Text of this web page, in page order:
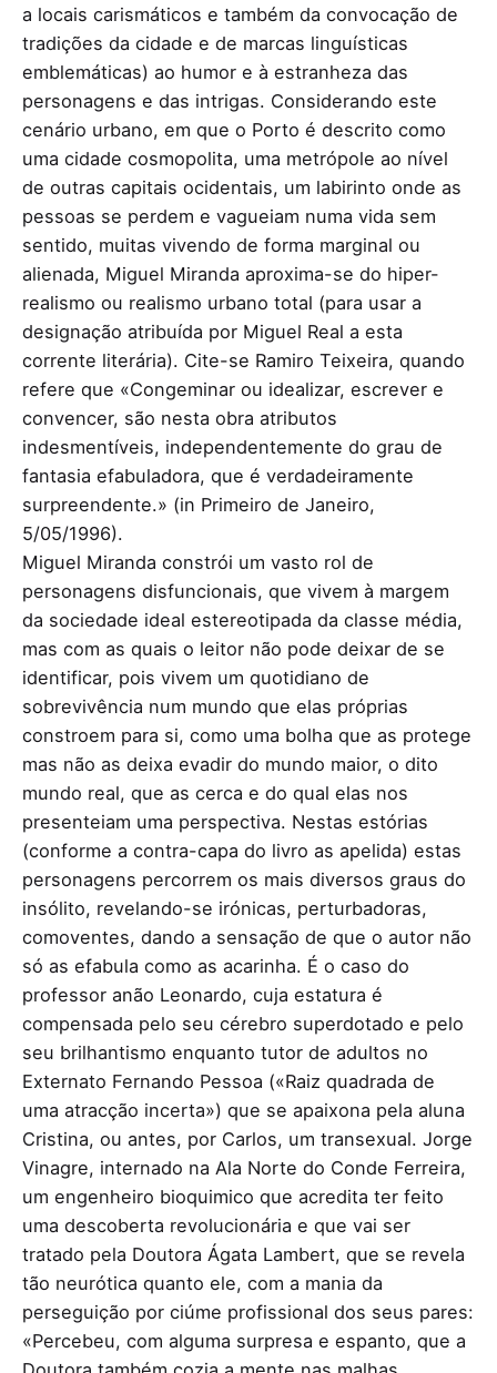
a locais carismáticos e também da convocação de
tradições da cidade e de marcas linguísticas
emblemáticas) ao humor e à estranheza das
personagens e das intrigas. Considerando este
cenário urbano, em que o Porto é descrito como
uma cidade cosmopolita, uma metrópole ao nível
de outras capitais ocidentais, um labirinto onde as
pessoas se perdem e vagueiam numa vida sem
sentido, muitas vivendo de forma marginal ou
alienada, Miguel Miranda aproxima-se do hiper-
realismo ou realismo urbano total (para usar a
designação atribuída por Miguel Real a esta
corrente literária). Cite-se Ramiro Teixeira, quando
refere que «Congeminar ou idealizar, escrever e
convencer, são nesta obra atributos
indesmentíveis, independentemente do grau de
fantasia efabuladora, que é verdadeiramente
surpreendente.» (in Primeiro de Janeiro,
5/05/1996).
Miguel Miranda constrói um vasto rol de
personagens disfuncionais, que vivem à margem
da sociedade ideal estereotipada da classe média,
mas com as quais o leitor não pode deixar de se
identificar, pois vivem um quotidiano de
sobrevivência num mundo que elas próprias
constroem para si, como uma bolha que as protege
mas não as deixa evadir do mundo maior, o dito
mundo real, que as cerca e do qual elas nos
presenteiam uma perspectiva. Nestas estórias
(conforme a contra-capa do livro as apelida) estas
personagens percorrem os mais diversos graus do
insólito, revelando-se irónicas, perturbadoras,
comoventes, dando a sensação de que o autor não
só as efabula como as acarinha. É o caso do
professor anão Leonardo, cuja estatura é
compensada pelo seu cérebro superdotado e pelo
seu brilhantismo enquanto tutor de adultos no
Externato Fernando Pessoa («Raiz quadrada de
uma atracção incerta») que se apaixona pela aluna
Cristina, ou antes, por Carlos, um transexual. Jorge
Vinagre, internado na Ala Norte do Conde Ferreira,
um engenheiro bioquimico que acredita ter feito
uma descoberta revolucionária e que vai ser
tratado pela Doutora Ágata Lambert, que se revela
tão neurótica quanto ele, com a mania da
perseguição por ciúme profissional dos seus pares:
«Percebeu, com alguma surpresa e espanto, que a